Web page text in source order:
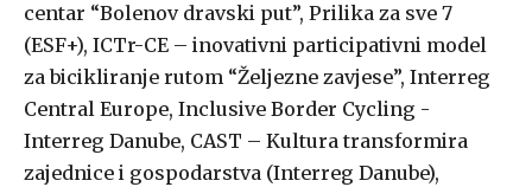
centar “Bolenov dravski put”, Prilika za sve 7
(ESF+), ICTr-CE – inovativni participativni model
za bicikliranje rutom “Željezne zavjese”, Interreg
Central Europe, Inclusive Border Cycling -
Interreg Danube, CAST – Kultura transformira
zajednice i gospodarstva (Interreg Danube),